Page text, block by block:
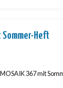
Sommer-Heft